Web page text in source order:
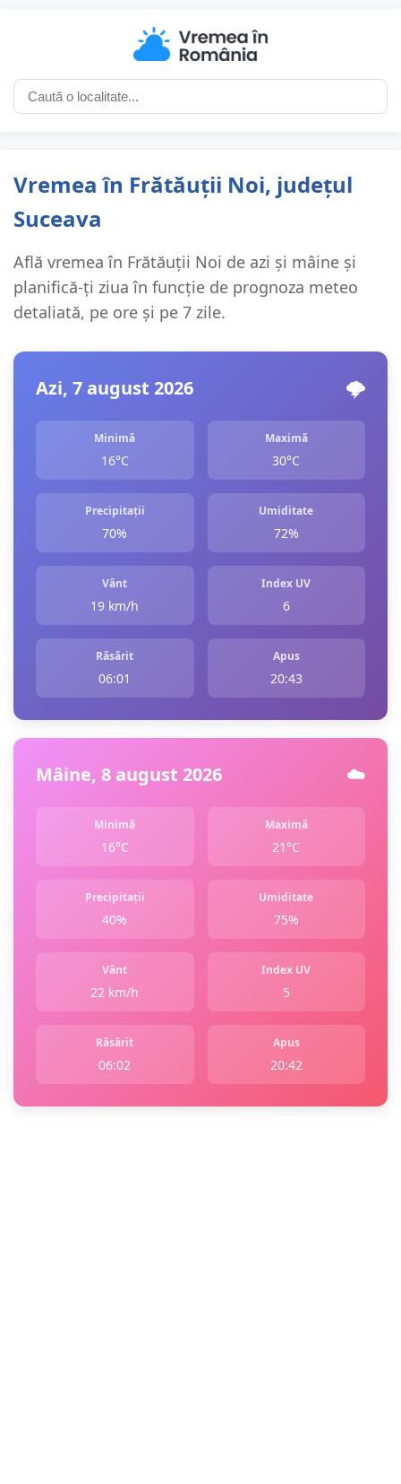
Vremea în Frătăuții Noi, județul
Suceava
Află vremea în Frătăuții Noi de azi și mâine și
planifică-ți ziua în funcție de prognoza meteo
detaliată, pe ore și pe 7 zile.
Azi, 7 august 2026 🌩️
Minimă
16°C
Maximă
30°C
Precipitații
70%
Umiditate
72%
Vânt
19 km/h
Index UV
6
Răsărit
06:01
Apus
20:43
Mâine, 8 august 2026 ☁️
Minimă
16°C
Maximă
21°C
Precipitații
40%
Umiditate
75%
Vânt
22 km/h
Index UV
5
Răsărit
06:02
Apus
20:42